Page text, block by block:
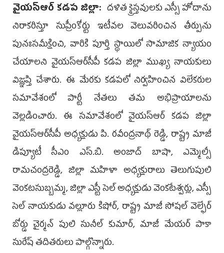
వైయ‌స్ఆర్‌ కడప జిల్లా: దళిత క్రైస్తవులకు ఎస్సీ హోదాను
నిరాకరిస్తూ సుప్రీంకోర్టు ఇటీవల వెలువరించిన తీర్పును
పునఃసమీక్షించి, వారికి పూర్తి స్థాయిలో సామాజిక న్యాయం
చేయాలని వైయ‌స్ఆర్‌సీపీ కడప జిల్లా ముఖ్య నాయకులు
విజ్ఞప్తి చేశారు. ఈ మేరకు కడపలో నిర్వహించిన విలేకరుల
సమావేశంలో పార్టీ నేతలు తమ అభిప్రాయాలను
వెల్లడించారు. ఈ సమావేశంలో వైయ‌స్ఆర్‌ కడప జిల్లా
వైయ‌స్ఆర్‌సీపీ అధ్యక్షుడు పి. రవీంద్రనాథ్ రెడ్డి, రాష్ట్ర మాజీ
డిప్యూటీ సీఎం ఎస్.బి. అంజాద్ బాషా, ఎమ్మెల్సీ
రామచంద్రరెడ్డి, జిల్లా మహిళా అధ్యక్షురాలు తెలుగుపులి
వెంకటసుబ్బమ్మ, జిల్లా ఎస్టీ సెల్ అధ్యక్షుడు వెంకటేశ్వర్లు, ఎస్సీ
సెల్ నాయకుడు వల్లూరు కిషోర్, రాష్ట్ర మాజీ సోషల్ వెల్ఫేర్
బోర్డు చైర్మన్ పులి సునీల్ కుమార్, మాజీ మేయర్ పాకా
సురేష్ తదితరులు పాల్గొన్నారు.